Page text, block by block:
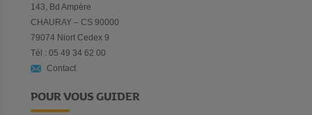
143, Bd Ampère
CHAURAY – CS 90000
79074 Niort Cedex 9
Tél : 05 49 34 62 00
Contact
POUR VOUS GUIDER